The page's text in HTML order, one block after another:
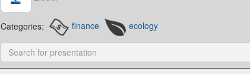
Categories: finance ecology